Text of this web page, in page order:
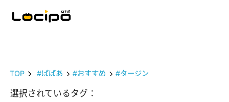
TOP #ばばあ #おすすめ #タージン
選択されているタグ：